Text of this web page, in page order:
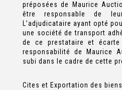
préposées de Maurice
être responsable de
L’adjudicataire ayant opté
une société de transport
de ce prestataire et
responsabilité de Maurice
subi dans le cadre de cette
Cites et Exportation des